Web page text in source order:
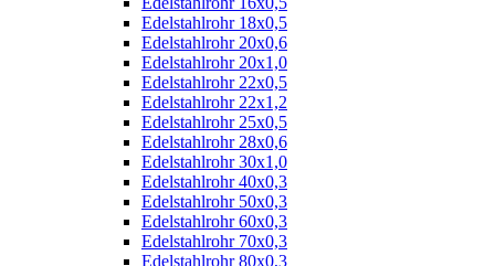
Edelstahlrohr 18x0,5
Edelstahlrohr 20x0,6
Edelstahlrohr 20x1,0
Edelstahlrohr 22x0,5
Edelstahlrohr 22x1,2
Edelstahlrohr 25x0,5
Edelstahlrohr 28x0,6
Edelstahlrohr 30x1,0
Edelstahlrohr 40x0,3
Edelstahlrohr 50x0,3
Edelstahlrohr 60x0,3
Edelstahlrohr 70x0,3
Edelstahlrohr 80x0,3